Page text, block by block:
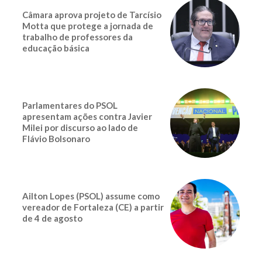
Câmara aprova projeto de Tarcísio
Motta que protege a jornada de
trabalho de professores da
educação básica
Parlamentares do PSOL
apresentam ações contra Javier
Milei por discurso ao lado de
Flávio Bolsonaro
Ailton Lopes (PSOL) assume como
vereador de Fortaleza (CE) a partir
de 4 de agosto